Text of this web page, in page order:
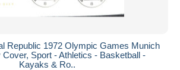
Republic 1972 Olympic Games Munich
Sport - Athletics - Basketball -
Kayaks & Ro..